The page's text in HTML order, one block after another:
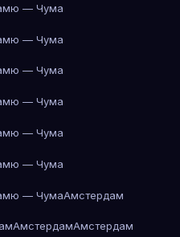
— Чума
— Чума
— Чума
— Чума
— Чума
— Чума
— ЧумаАмстердам
АмстердамАмстердам